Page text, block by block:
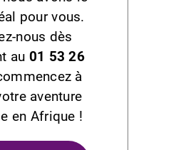
pour vous.
nous dès
au 01 53 26
à
aventure
en Afrique !